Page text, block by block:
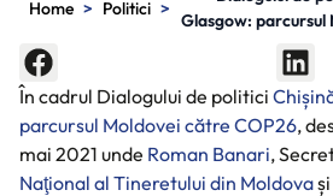
Home > Politici >
Glasgow: parcursul
În cadrul Dialogului de politici
parcursul Moldovei către COP26,
mai 2021 unde Roman Banari,
Naţional al Tineretului din Moldovași